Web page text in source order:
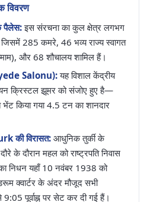
विवरण
पैलेस:इस संरचना का कुल क्षेत्र लगभग
285 कमरे, 46 भव्य राज्य स्वागत
और 68 शौचालय शामिल हैं।
Salonu):यह विशाल केंद्रीय
क्रिस्टल झूमर को संजोए हुए है—
भेंट किया गया 4.5 टन का शानदार
की विरासत: आधुनिक तुर्की के
के दौरान महल को राष्ट्रपति निवास
निधन यहाँ 10 नवंबर 1938 को
क्वार्टर के अंदर मौजूद सभी
9:05 पूर्वाह्न पर सेट कर दी गई हैं।